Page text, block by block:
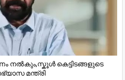
നൽകും,സ്കൂൾ കെട്ടിടങ്ങളുടെ
മന്ത്രി